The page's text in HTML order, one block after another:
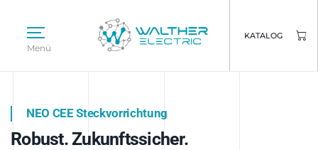
Menü
KATALOG
NEO CEE Steckvorrichtung
Robust. Zukunftssicher.